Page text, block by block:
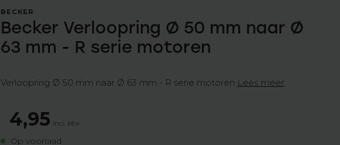
BECKER
Becker Verloopring Ø 50 mm naar Ø
63 mm - R serie motoren
Verloopring Ø 50 mm naar Ø 63 mm - R serie motoren Lees meer.
4,95 Incl. btw
Op voorraad